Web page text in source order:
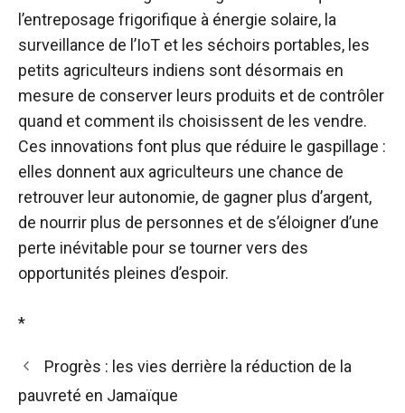
l’entreposage frigorifique à énergie solaire, la
surveillance de l’IoT et les séchoirs portables, les
petits agriculteurs indiens sont désormais en
mesure de conserver leurs produits et de contrôler
quand et comment ils choisissent de les vendre.
Ces innovations font plus que réduire le gaspillage :
elles donnent aux agriculteurs une chance de
retrouver leur autonomie, de gagner plus d’argent,
de nourrir plus de personnes et de s’éloigner d’une
perte inévitable pour se tourner vers des
opportunités pleines d’espoir.
*
Progrès : les vies derrière la réduction de la
pauvreté en Jamaïque